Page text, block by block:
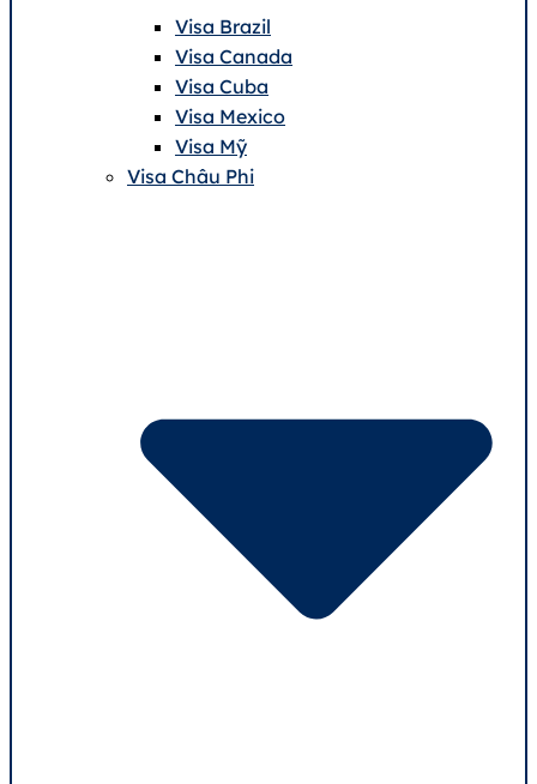
Visa Brazil
Visa Canada
Visa Cuba
Visa Mexico
Visa Mỹ
Visa Châu Phi